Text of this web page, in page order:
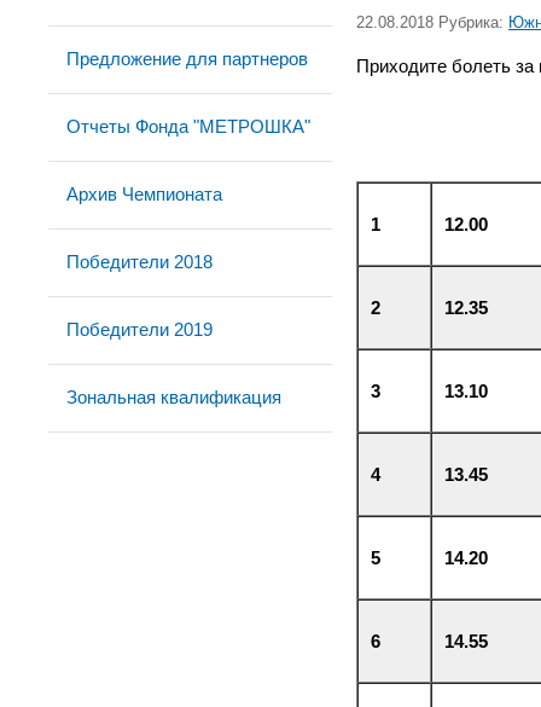
Предложение для партнеров
Отчеты Фонда "МЕТРОШКА"
Архив Чемпионата
Победители 2018
Победители 2019
Зональная квалификация
22.08.2018 Рубрика:
Приходите болеть
1 12.00
2 12.35
3 13.10
4 13.45
5 14.20
6 14.55